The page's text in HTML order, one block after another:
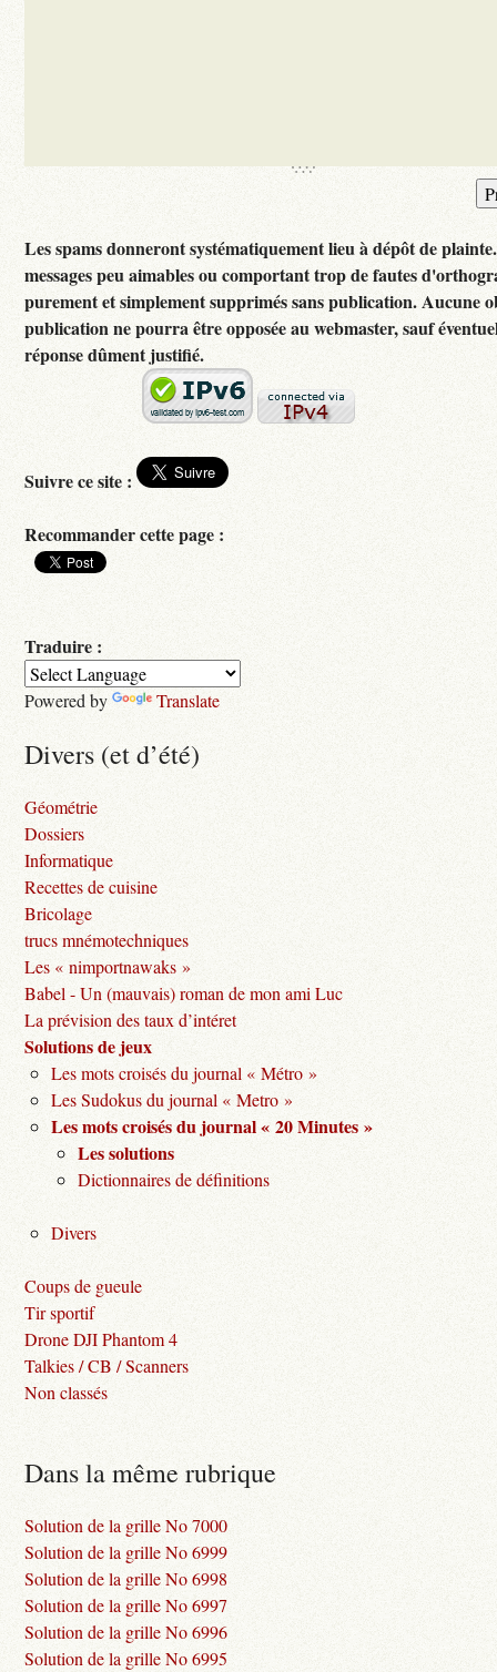
Les spams donneront systématiquement lieu à dépôt de
messages peu aimables ou comportant trop de fautes
purement et simplement supprimés sans publication. Aucune
publication ne pourra être opposée au webmaster, sauf
réponse dûment justifié.
Suivre ce site :
Recommander cette page :
Traduire :
Powered by Translate
Divers (et d’été)
Géométrie
Dossiers
Informatique
Recettes de cuisine
Bricolage
trucs mnémotechniques
Les « nimportnawaks »
Babel - Un (mauvais) roman de mon ami Luc
La prévision des taux d’intéret
Solutions de jeux
Les mots croisés du journal « Métro »
Les Sudokus du journal « Metro »
Les mots croisés du journal « 20 Minutes »
Les solutions
Dictionnaires de définitions
Divers
Coups de gueule
Tir sportif
Drone DJI Phantom 4
Talkies / CB / Scanners
Non classés
Dans la même rubrique
Solution de la grille No 7000
Solution de la grille No 6999
Solution de la grille No 6998
Solution de la grille No 6997
Solution de la grille No 6996
Solution de la grille No 6995